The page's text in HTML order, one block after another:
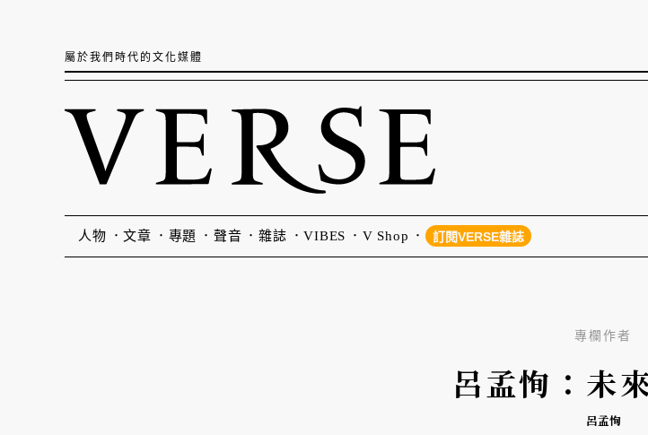
屬於我們時代的文化媒體
人物 文章 專題 聲音 雜誌 VIBES V Shop 訂閱VERSE雜誌
專欄作者
呂孟恂：未
呂孟恂